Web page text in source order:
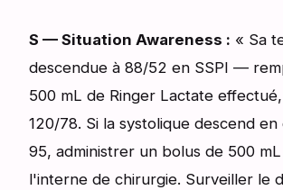
S — Situation Awareness : « Sa
descendue à 88/52 en SSPI —
500 mL de Ringer Lactate
120/78. Si la systolique descend en
95, administrer un bolus de 500
l'interne de chirurgie. Surveiller le